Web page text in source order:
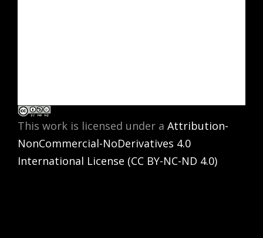
This work is licensed under a Attribution-
NonCommercial-NoDerivatives 4.0
International License (CC BY-NC-ND 4.0)